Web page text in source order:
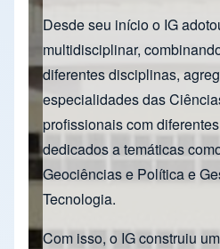
Desde seu início o IG
multidisciplinar,
diferentes disciplinas,
especialidades das
profissionais com
dedicados a temáticas
Geociências e Política e
Tecnologia.
Com isso, o IG construiu